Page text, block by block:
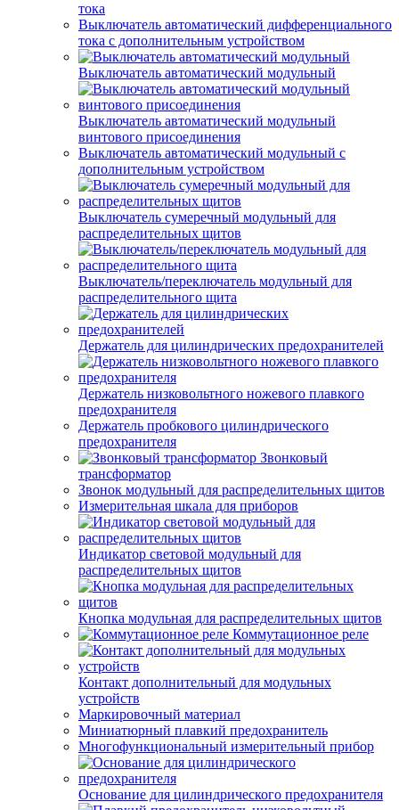
тока
Выключатель автоматический дифференциального
тока с дополнительным устройством
Выключатель автоматический модульный
Выключатель автоматический модульный
винтового присоединения
Выключатель автоматический модульный с
дополнительным устройством
Выключатель сумеречный модульный для
распределительных щитов
Выключатель/переключатель модульный для
распределительного щита
Держатель для цилиндрических предохранителей
Держатель низковольтного ножевого плавкого
предохранителя
Держатель пробкового цилиндрического
предохранителя
Звонковый
трансформатор
Звонок модульный для распределительных щитов
Измерительная шкала для приборов
Индикатор световой модульный для
распределительных щитов
Кнопка модульная для распределительных щитов
Коммутационное реле
Контакт дополнительный для модульных
устройств
Маркировочный материал
Миниатюрный плавкий предохранитель
Многофункциональный измерительный прибор
Основание для цилиндрического предохранителя